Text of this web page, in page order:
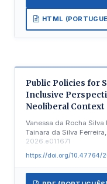
HTML
Public Policies for
Inclusive
Neoliberal Context
Vanessa da Rocha Silva
Tainara da Silva
2026.e01.1671
https://doi.org/10.47764/